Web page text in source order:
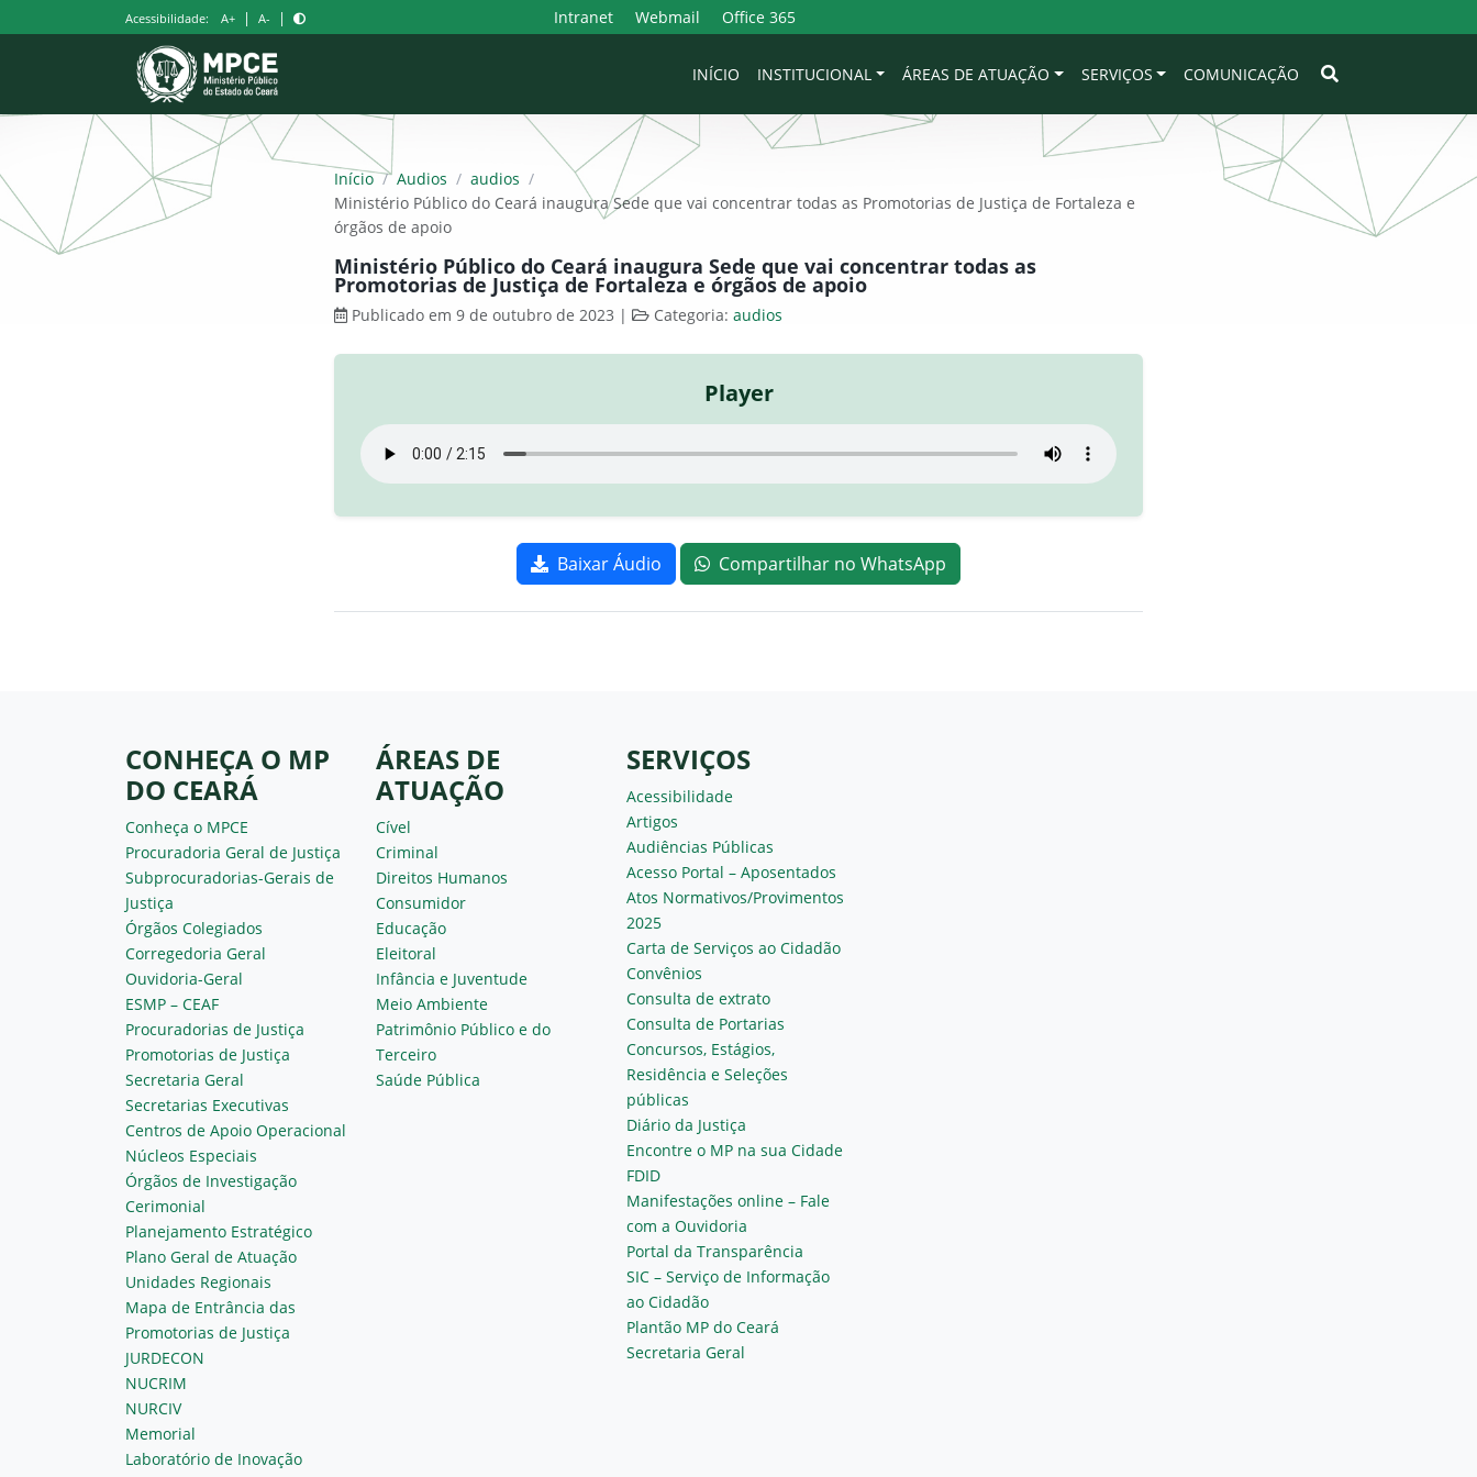
para
Acessibilidade: A+ | A- | Intranet Webmail Office 365
INÍCIO INSTITUCIONAL ÁREAS DE ATUAÇÃO SERVIÇOS COMUNICAÇÃO
Início / Audios / audios /
Ministério Público do Ceará inaugura Sede que vai concentrar todas as Promotorias de Justiça de Fortaleza e
órgãos de apoio
Ministério Público do Ceará inaugura Sede que vai concentrar todas as
Promotorias de Justiça de Fortaleza e órgãos de apoio
Publicado em 9 de outubro de 2023 | Categoria: audios
Player
Baixar Áudio Compartilhar no WhatsApp
CONHEÇA O MP
DO CEARÁ
Conheça o MPCE
Procuradoria Geral de Justiça
Subprocuradorias-Gerais de
Justiça
Órgãos Colegiados
Corregedoria Geral
Ouvidoria-Geral
ESMP – CEAF
Procuradorias de Justiça
Promotorias de Justiça
Secretaria Geral
Secretarias Executivas
Centros de Apoio Operacional
Núcleos Especiais
Órgãos de Investigação
Cerimonial
Planejamento Estratégico
Plano Geral de Atuação
Unidades Regionais
Mapa de Entrância das
Promotorias de Justiça
JURDECON
NUCRIM
NURCIV
Memorial
Laboratório de Inovação
ÁREAS DE
ATUAÇÃO
Cível
Criminal
Direitos Humanos
Consumidor
Educação
Eleitoral
Infância e Juventude
Meio Ambiente
Patrimônio Público e do
Terceiro
Saúde Pública
SERVIÇOS
Acessibilidade
Artigos
Audiências Públicas
Acesso Portal – Aposentados
Atos Normativos/Provimentos
2025
Carta de Serviços ao Cidadão
Convênios
Consulta de extrato
Consulta de Portarias
Concursos, Estágios,
Residência e Seleções
públicas
Diário da Justiça
Encontre o MP na sua Cidade
FDID
Manifestações online – Fale
com a Ouvidoria
Portal da Transparência
SIC – Serviço de Informação
ao Cidadão
Plantão MP do Ceará
Secretaria Geral